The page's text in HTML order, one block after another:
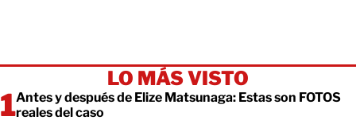
LO MÁS VISTO
Antes y después de Elize Matsunaga: Estas son FOTOS
reales del caso